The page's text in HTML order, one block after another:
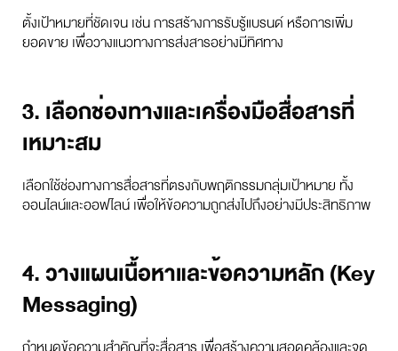
ตั้งเป้าหมายที่ชัดเจน เช่น การสร้างการรับรู้แบรนด์ หรือการเพิ่ม
ยอดขาย เพื่อวางแนวทางการส่งสารอย่างมีทิศทาง
3. เลือกช่องทางและเครื่องมือสื่อสารที่
เหมาะสม
เลือกใช้ช่องทางการสื่อสารที่ตรงกับพฤติกรรมกลุ่มเป้าหมาย ทั้ง
ออนไลน์และออฟไลน์ เพื่อให้ข้อความถูกส่งไปถึงอย่างมีประสิทธิภาพ
4. วางแผนเนื้อหาและข้อความหลัก (Key
Messaging)